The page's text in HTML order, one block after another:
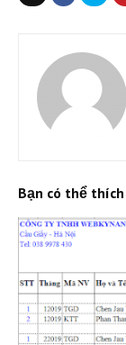
Bạn có thể